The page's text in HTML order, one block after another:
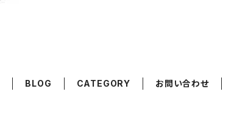
BLOG CATEGORY お問い合わせ